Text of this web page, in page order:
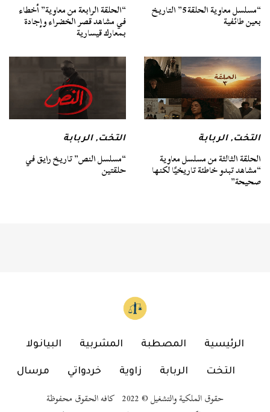
“مسلسل معاوية الحلقة 5” التاريخ
بعين طائفية
“الحلقة الرابعة من معاوية” أخطاء
في مشاهد قصر الخضراء وإجادة
بمعارك قيسارية
التخت,الربابة
الحلقة الثالثة من مسلسل معاوية
“مشاهد تبدو خاطئة تاريخيًا لكنها
صحيحة”
التخت,الربابة
“مسلسل النص” تاريخ رايق في
حلقتين
الرئيسية المصطبة المشربية البيانولا
التخت الربابة زاوية خردواتي مرسال
حقوق الملكية والتشغيل © 2022 كافه الحقوق محفوظة